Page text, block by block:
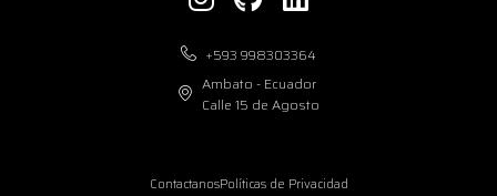
+593 998303364
Ambato - Ecuador
Calle 15 de Agosto
ContactanosPolíticas de Privacidad